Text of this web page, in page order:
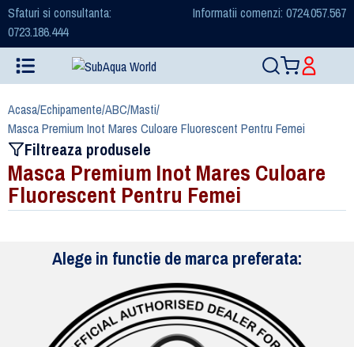
Sfaturi si consultanta:
0723.186.444
Informatii comenzi: 0724.057.567
Acasa/Echipamente/ABC/Masti/
Masca Premium Inot Mares Culoare Fluorescent Pentru Femei
Filtreaza produsele
Masca Premium Inot Mares Culoare
Fluorescent Pentru Femei
Alege in functie de marca preferata: